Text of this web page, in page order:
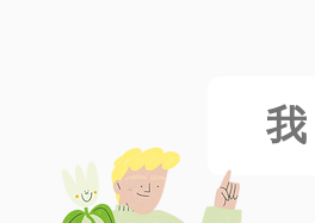
我
我